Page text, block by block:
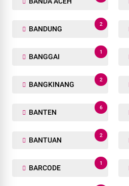
BANDUNG
2
BANGGAI
1
BANGKINANG
2
BANTEN
6
BANTUAN
2
BARCODE
1